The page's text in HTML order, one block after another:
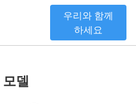
우리와 함께
하세요
모델